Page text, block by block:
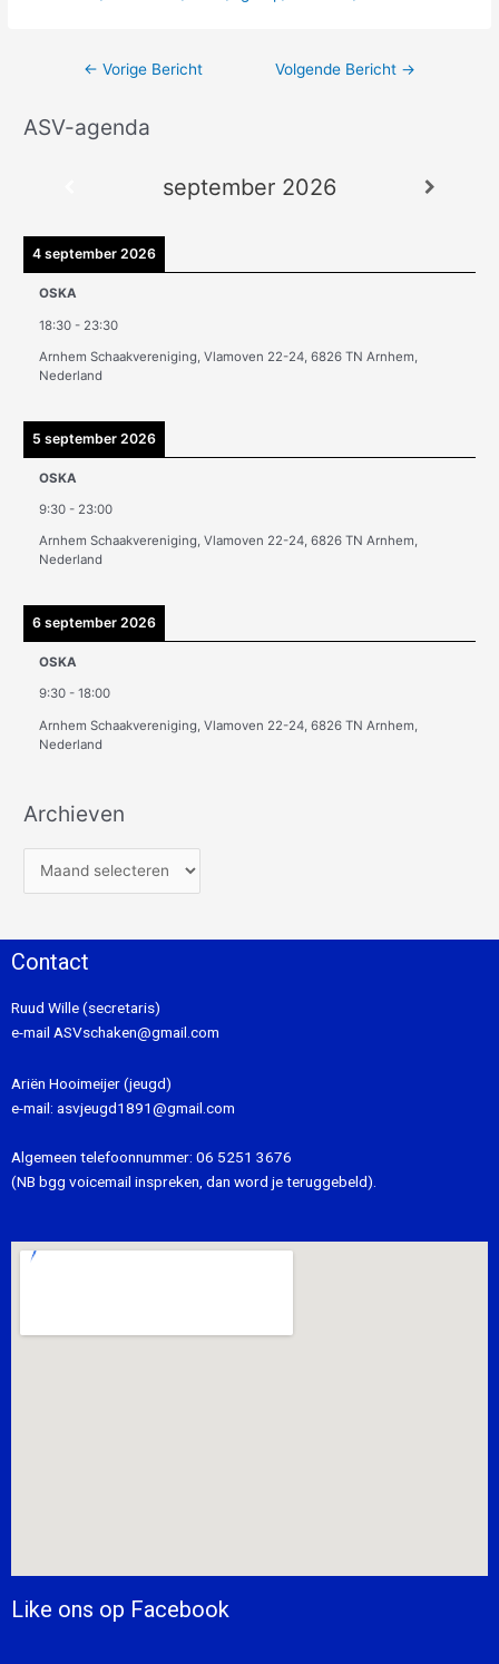
← Vorige Bericht Volgende Bericht →
ASV-agenda
september 2026
4 september 2026
OSKA
18:30 - 23:30
Arnhem Schaakvereniging, Vlamoven 22-24, 6826 TN Arnhem,
Nederland
5 september 2026
OSKA
9:30 - 23:00
Arnhem Schaakvereniging, Vlamoven 22-24, 6826 TN Arnhem,
Nederland
6 september 2026
OSKA
9:30 -18:00
Arnhem Schaakvereniging, Vlamoven 22-24, 6826 TN Arnhem,
Nederland
Archieven
A
e
Contact
Ruud Wille (secretaris)
e-mail ASVschaken@gmail.com
Ariën Hooimeijer (jeugd)
e-mail: asvjeugd1891@gmail.com
Algemeen telefoonnummer: 06 5251 3676
(NB bgg voicemail inspreken, dan word je teruggebeld).
Like ons op Facebook